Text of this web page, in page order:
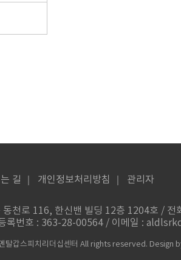
길 개인정보처리방침 관리자
동천로 116, 한신밴 빌딩 12층 1204호 /
록번호 : 363-28-00564 / 이메일 :
갑스피치리더십센터 All rights reserved. Design